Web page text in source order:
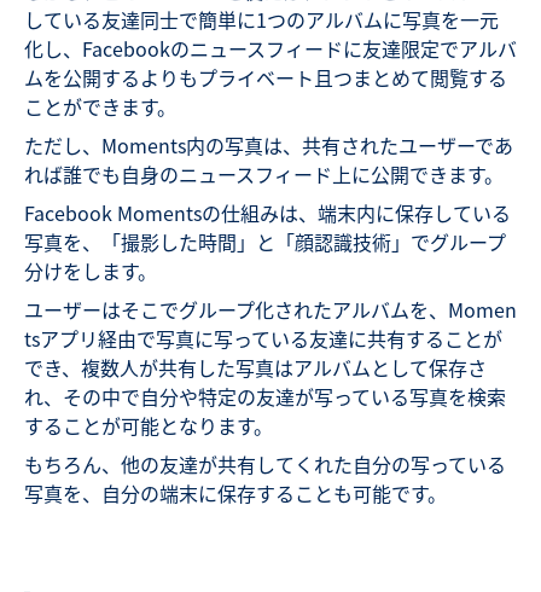
している友達同士で簡単に1つのアルバムに写真を一元
化し、Facebookのニュースフィードに友達限定でアルバ
ムを公開するよりもプライベート且つまとめて閲覧する
ことができます。
ただし、Moments内の写真は、共有されたユーザーであ
れば誰でも自身のニュースフィード上に公開できます。
Facebook Momentsの仕組みは、端末内に保存している
写真を、「撮影した時間」と「顔認識技術」でグループ
分けをします。
ユーザーはそこでグループ化されたアルバムを、Momen
tsアプリ経由で写真に写っている友達に共有することが
でき、複数人が共有した写真はアルバムとして保存さ
れ、その中で自分や特定の友達が写っている写真を検索
することが可能となります。
もちろん、他の友達が共有してくれた自分の写っている
写真を、自分の端末に保存することも可能です。